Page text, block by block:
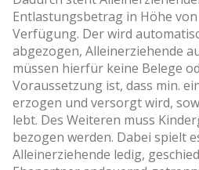
Entlastungsbetrag in Höhe
Verfügung. Der wird
abgezogen, Alleinerziehende
müssen hierfür keine Belege
Voraussetzung ist, dass min.
erzogen und versorgt wird,
lebt. Des Weiteren muss
bezogen werden. Dabei spielt
Alleinerziehende ledig,